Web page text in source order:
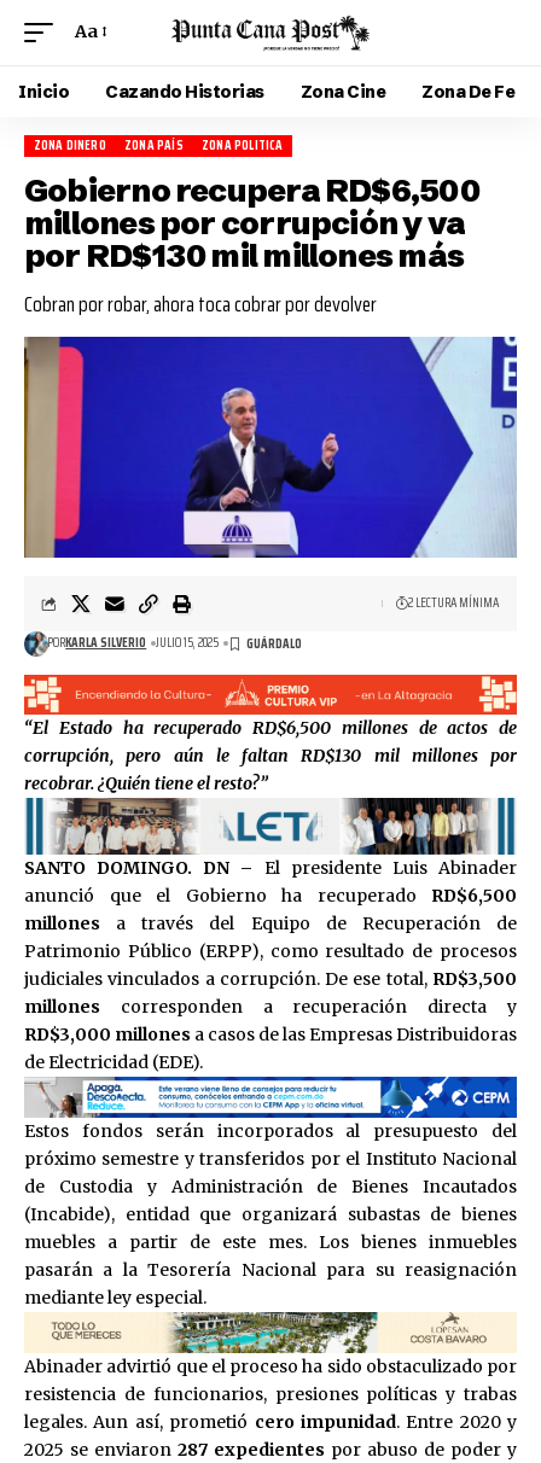
Aa
Inicio Cazando Historias Zona Cine Zona De Fe
ZONA DINERO ZONA PAÍS ZONA POLITICA
Gobierno recupera RD$6,500
millones por corrupción y va
por RD$130 mil millones más
Cobran por robar, ahora toca cobrar por devolver
PORKARLA SILVERIO JULIO 15, 2025
2 LECTURA MÍNIMA
“El Estado ha recuperado RD$6,500 millones de actos de
corrupción, pero aún le faltan RD$130 mil millones por
recobrar. ¿Quién tiene el resto?”
SANTO DOMINGO. DN – El presidente Luis Abinader
anunció que el Gobierno ha recuperado RD$6,500
millones a través del Equipo de Recuperación de
Patrimonio Público (ERPP), como resultado de procesos
judiciales vinculados a corrupción. De ese total, RD$3,500
millones corresponden a recuperación directa y
RD$3,000 millones a casos de las Empresas Distribuidoras
de Electricidad (EDE).
Estos fondos serán incorporados al presupuesto del
próximo semestre y transferidos por el Instituto Nacional
de Custodia y Administración de Bienes Incautados
(Incabide), entidad que organizará subastas de bienes
muebles a partir de este mes. Los bienes inmuebles
pasarán a la Tesorería Nacional para su reasignación
mediante ley especial.
Abinader advirtió que el proceso ha sido obstaculizado por
resistencia de funcionarios, presiones políticas y trabas
legales. Aun así, prometió cero impunidad. Entre 2020 y
2025 se enviaron 287 expedientes por abuso de poder y